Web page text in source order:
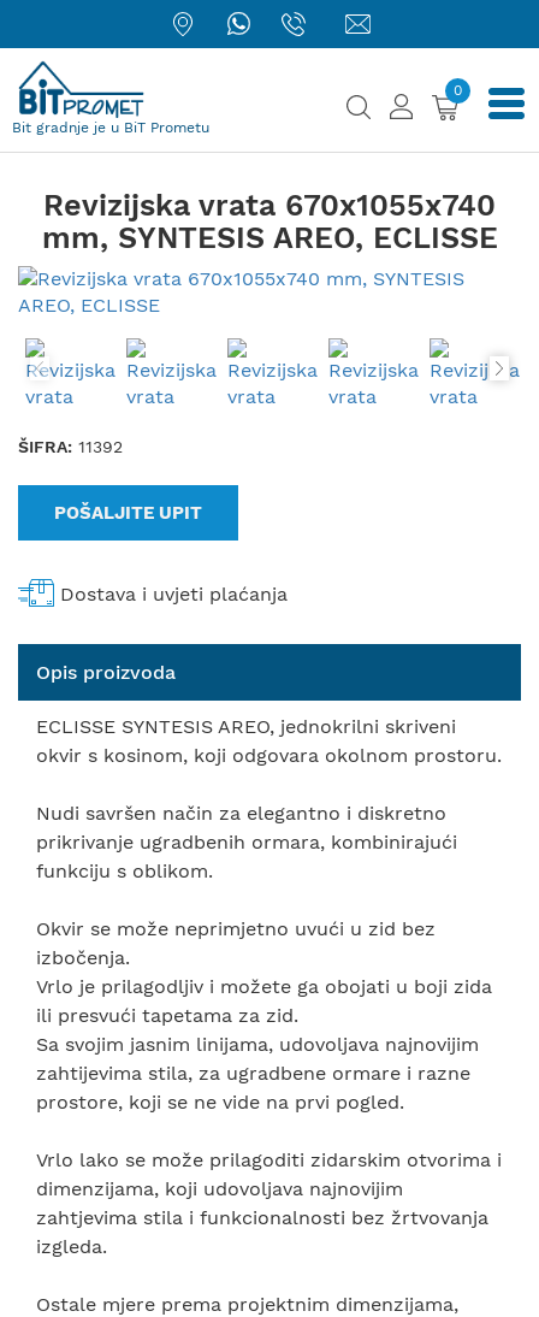
Bit gradnje je u BiT Prometu
0
Revizijska vrata 670x1055x740
mm, SYNTESIS AREO, ECLISSE
ŠIFRA: 11392
POŠALJITE UPIT
Dostava i uvjeti plaćanja
Opis proizvoda
ECLISSE SYNTESIS AREO, jednokrilni skriveni
okvir s kosinom, koji odgovara okolnom prostoru.
Nudi savršen način za elegantno i diskretno
prikrivanje ugradbenih ormara, kombinirajući
funkciju s oblikom.
Okvir se može neprimjetno uvući u zid bez
izbočenja.
Vrlo je prilagodljiv i možete ga obojati u boji zida
ili presvući tapetama za zid.
Sa svojim jasnim linijama, udovoljava najnovijim
zahtijevima stila, za ugradbene ormare i razne
prostore, koji se ne vide na prvi pogled.
Vrlo lako se može prilagoditi zidarskim otvorima i
dimenzijama, koji udovoljava najnovijim
zahtjevima stila i funkcionalnosti bez žrtvovanja
izgleda.
Ostale mjere prema projektnim dimenzijama,